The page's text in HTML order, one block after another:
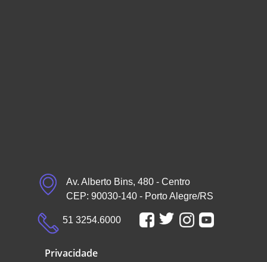
Av. Alberto Bins, 480 - Centro
CEP: 90030-140 - Porto Alegre/RS
51 3254.6000
Privacidade